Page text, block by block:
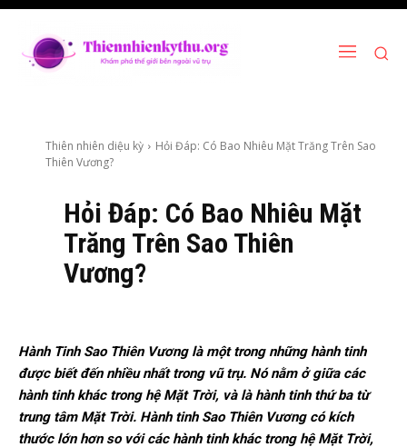
Thiên nhiên diệu kỳ
Hỏi Đáp: Có Bao Nhiêu Mặt Trăng Trên Sao
Thiên Vương?
Hỏi Đáp: Có Bao Nhiêu Mặt
Trăng Trên Sao Thiên
Vương?
Hành Tinh Sao Thiên Vương là một trong những hành tinh
được biết đến nhiều nhất trong vũ trụ. Nó nằm ở giữa các
hành tinh khác trong hệ Mặt Trời, và là hành tinh thứ ba từ
trung tâm Mặt Trời. Hành tinh Sao Thiên Vương có kích
thước lớn hơn so với các hành tinh khác trong hệ Mặt Trời,